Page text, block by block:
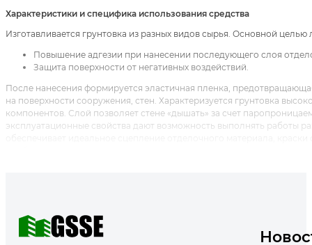
Характеристики и специфика использования средства
Изготавливается грунтовка из разных видов сырья. Основной целью
Повышение адгезии при нанесении последующего слоя
Защита поверхности от негативных воздействий.
После нанесения формируется эластичная пленка,
на поверхности сооружения, стен. Характеризуется грунтовка
компонентов. Слой позволяет стене «дышать» за счет
эксплуатационные свойства дают возможность выполнять работы
экономичный. Наносят грунтовку в наружной или внутренней
металлические конструкции, которые не имеют соответствующего